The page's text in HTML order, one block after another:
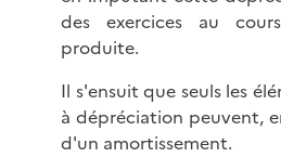
des exercices au
produite.
Il s'ensuit que seuls les
à dépréciation peuvent,
d'un amortissement.